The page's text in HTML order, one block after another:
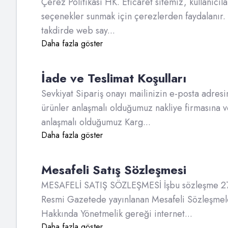
seçenekler sunmak için çerezlerden faydalanır.
takdirde web say...
Daha fazla göster
İade ve Teslimat Koşulları
Sevkiyat Sipariş onayı mailinizin e-posta
ürünler anlaşmalı olduğumuz nakliye firmasına
anlaşmalı olduğumuz Karg...
Daha fazla göster
Mesafeli Satış Sözleşmesi
MESAFELİ SATIŞ SÖZLEŞMESİ İşbu sözleşme
Resmi Gazetede yayınlanan Mesafeli
Hakkında Yönetmelik gereği internet...